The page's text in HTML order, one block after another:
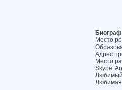
Место
Адрес
Место
Skype:
Любимая